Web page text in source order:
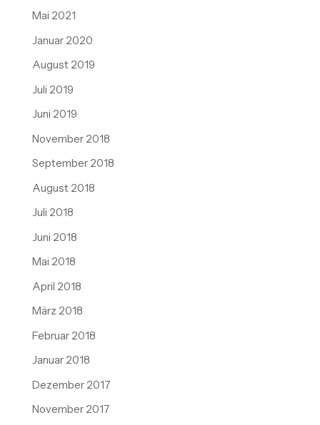
Mai 2021
Januar 2020
August 2019
Juli 2019
Juni 2019
November 2018
September 2018
August 2018
Juli 2018
Juni 2018
Mai 2018
April 2018
März 2018
Februar 2018
Januar 2018
Dezember 2017
November 2017